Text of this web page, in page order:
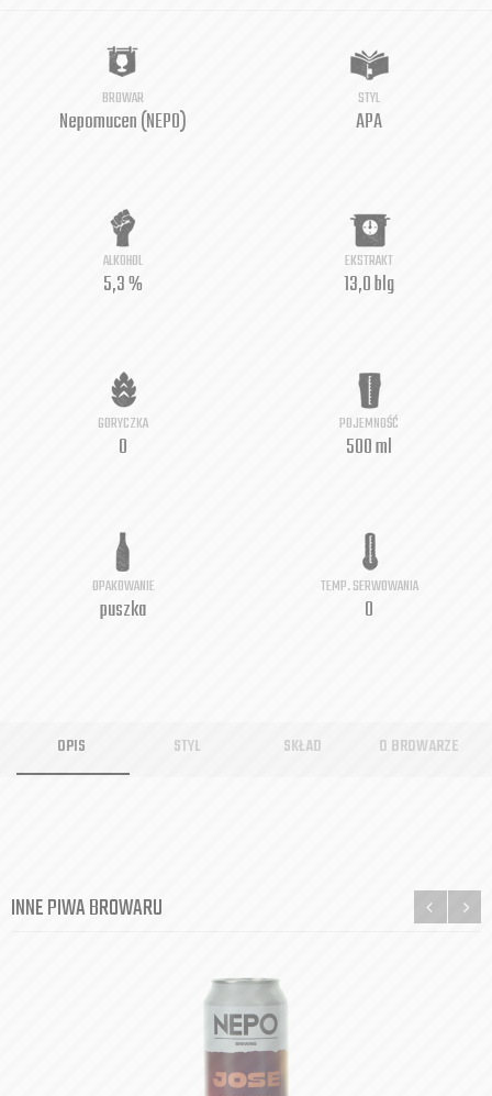
BROWAR
Nepomucen (NEPO)
STYL
APA
ALKOHOL
5,3 %
EKSTRAKT
13,0 blg
GORYCZKA
0
POJEMNOŚĆ
500 ml
OPAKOWANIE
puszka
TEMP. SERWOWANIA
0
OPIS STYL SKŁAD O BROWARZE
INNE PIWA BROWARU